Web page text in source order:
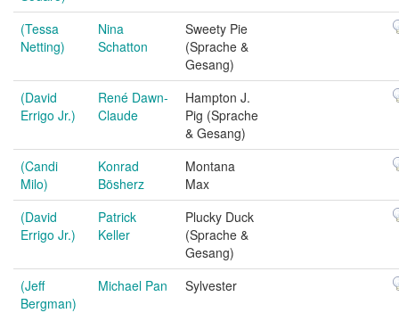
(Tessa
Netting)
Nina
Schatton
Sweety Pie
(Sprache &
Gesang)
(David
Errigo Jr.)
René Dawn-
Claude
Hampton J.
Pig (Sprache
& Gesang)
(Candi
Milo)
Konrad
Bösherz
Montana
Max
(David
Errigo Jr.)
Patrick
Keller
Plucky Duck
(Sprache &
Gesang)
(Jeff
Bergman)
Michael Pan Sylvester